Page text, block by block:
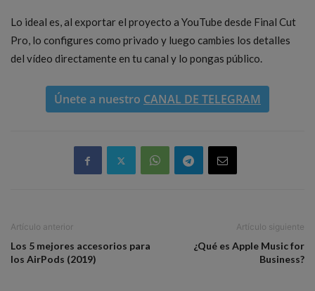
Lo ideal es, al exportar el proyecto a YouTube desde Final Cut
Pro, lo configures como privado y luego cambies los detalles
del vídeo directamente en tu canal y lo pongas público.
Únete a nuestro CANAL DE TELEGRAM
Artículo anterior
Los 5 mejores accesorios para
los AirPods (2019)
Artículo siguiente
¿Qué es Apple Music for
Business?